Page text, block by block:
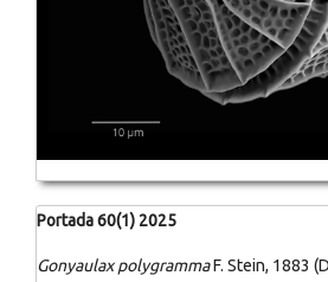
Portada 60(1) 2025
Gonyaulax polygrammaF. Stein, 1883